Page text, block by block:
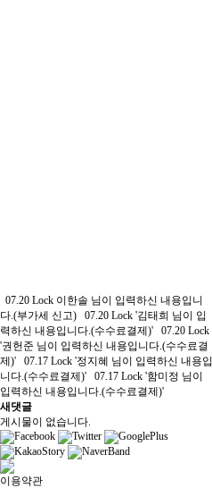
07.20 Lock 이한솔 님이 입력하신 내용입니
다.(부가세 신고)
07.20 Lock '김태희 님이 입
력하신 내용입니다.(수수료결제)'
07.20 Lock
'권헌준 님이 입력하신 내용입니다.(수수료결
제)'
07.17 Lock '정지혜 님이 입력하신 내용입
니다.(수수료결제)'
07.17 Lock '함미정 님이
입력하신 내용입니다.(수수료결제)'
새댓글
게시물이 없습니다.
이용약관